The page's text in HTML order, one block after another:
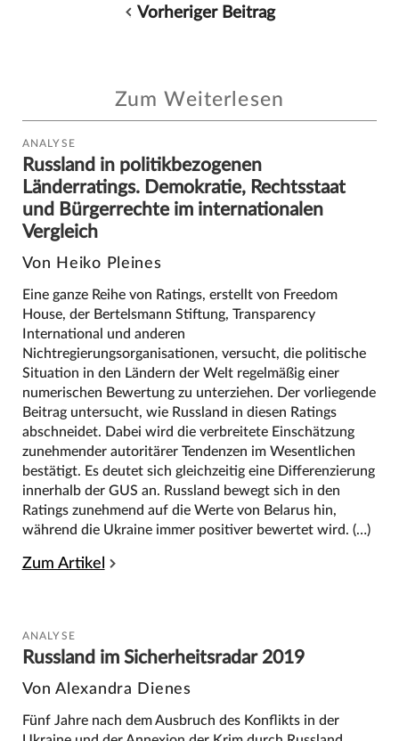
Vorheriger Beitrag
Zum Weiterlesen
ANALYSE
Russland in politikbezogenen
Länderratings. Demokratie, Rechtsstaat
und Bürgerrechte im internationalen
Vergleich
Von Heiko Pleines
Eine ganze Reihe von Ratings, erstellt von Freedom
House, der Bertelsmann Stiftung, Transparency
International und anderen
Nichtregierungsorganisationen, versucht, die politische
Situation in den Ländern der Welt regelmäßig einer
numerischen Bewertung zu unterziehen. Der vorliegende
Beitrag untersucht, wie Russland in diesen Ratings
abschneidet. Dabei wird die verbreitete Einschätzung
zunehmender autoritärer Tendenzen im Wesentlichen
bestätigt. Es deutet sich gleichzeitig eine Differenzierung
innerhalb der GUS an. Russland bewegt sich in den
Ratings zunehmend auf die Werte von Belarus hin,
während die Ukraine immer positiver bewertet wird. (…)
Zum Artikel
ANALYSE
Russland im Sicherheitsradar 2019
Von Alexandra Dienes
Fünf Jahre nach dem Ausbruch des Konflikts in der